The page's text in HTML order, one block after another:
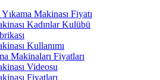
Makinası Fiyatı
Kadınlar Kulübü
Kullanımı
Makinaları Fiyatları
Videosu
Fiyatları